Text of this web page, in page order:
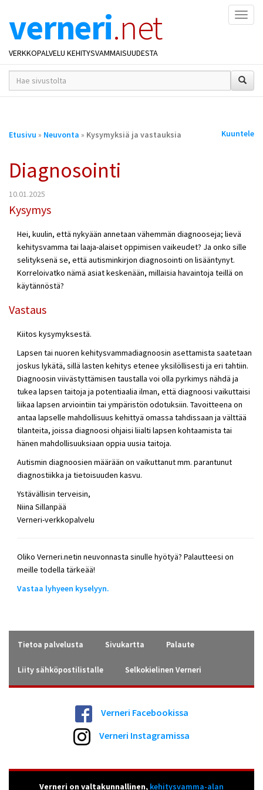
verneri.net
VERKKOPALVELU KEHITYSVAMMAISUUDESTA
hakusana(t)
*
Olet
Etusivu » Neuvonta » Kysymyksiä ja vastauksia Kuuntele
Diagnosointi
10.01.2025
Kysymys
Hei, kuulin, että nykyään annetaan vähemmän diagnooseja; lievä
kehitysvamma tai laaja-alaiset oppimisen vaikeudet? Ja onko sille
selityksenä se, että autisminkirjon diagnosointi on lisääntynyt.
Korreloivatko nämä asiat keskenään, millaisia havaintoja teillä on
käytännöstä?
Vastaus
Kiitos kysymyksestä.
Lapsen tai nuoren kehitysvammadiagnoosin asettamista saatetaan
joskus lykätä, sillä lasten kehitys etenee yksilöllisesti ja eri tahtiin.
Diagnoosin viivästyttämisen taustalla voi olla pyrkimys nähdä ja
tukea lapsen taitoja ja potentiaalia ilman, että diagnoosi vaikuttaisi
liikaa lapsen arviointiin tai ympäristön odotuksiin. Tavoitteena on
antaa lapselle mahdollisuus kehittyä omassa tahdissaan ja välttää
tilanteita, joissa diagnoosi ohjaisi liialti lapsen kohtaamista tai
hänen mahdollisuuksiaan oppia uusia taitoja.
Autismin diagnoosien määrään on vaikuttanut mm. parantunut
diagnostiikka ja tietoisuuden kasvu.
Ystävällisin terveisin,
Niina Sillanpää
Verneri-verkkopalvelu
Oliko Verneri.netin neuvonnasta sinulle hyötyä? Palautteesi on
meille todella tärkeää!
Vastaa lyhyeen kyselyyn.
Tietoa palvelusta Sivukartta Palaute
Liity sähköpostilistalle Selkokielinen Verneri
Verneri Facebookissa
Verneri Instagramissa
Verneri on valtakunnallinen, kehitysvamma-alan